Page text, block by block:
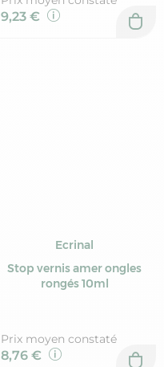
9,23 €
Ecrinal
Stop vernis amer ongles
rongés 10ml
Prix moyen constaté
8,76 €